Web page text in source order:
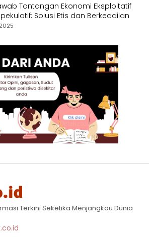
Tantangan Ekonomi Eksploitatif
Solusi Etis dan Berkeadilan
Terkini Seketika Menjangkau Dunia